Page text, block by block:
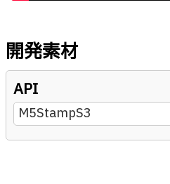
開発素材
API
M5StampS3